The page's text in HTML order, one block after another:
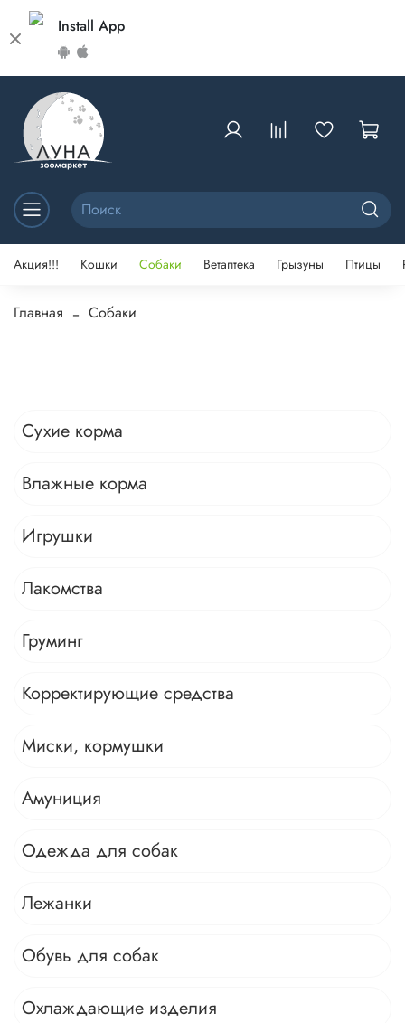
Install App
Акция!!! Кошки Собаки Ветаптека Грызуны Птицы
Главная Собаки
Сухие корма
Влажные корма
Игрушки
Лакомства
Груминг
Корректирующие средства
Миски, кормушки
Амуниция
Одежда для собак
Лежанки
Обувь для собак
Охлаждающие изделия